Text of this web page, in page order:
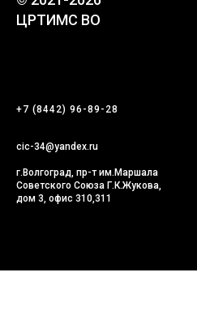
ЦРТИМС ВО
+7 (8442) 96-89-28
cic-34@yandex.ru
г.Волгоград, пр-т им.Маршала
Советского Союза Г.К.Жукова,
дом 3, офис 310,311